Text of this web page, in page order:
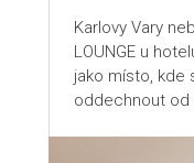
Karlovy Vary
LOUNGE u
jako místo, kde
oddechnout od